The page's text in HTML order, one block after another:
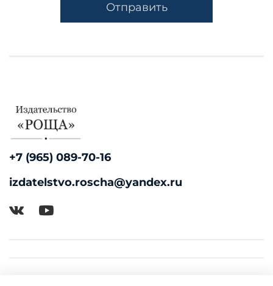
Отправить
+7 (965) 089-70-16
izdatelstvo.roscha@yandex.ru